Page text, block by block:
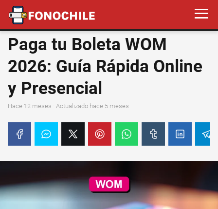
Paga tu Boleta WOM
2026: Guía Rápida Online
y Presencial
hace 12 meses · Actualizado hace 5 meses